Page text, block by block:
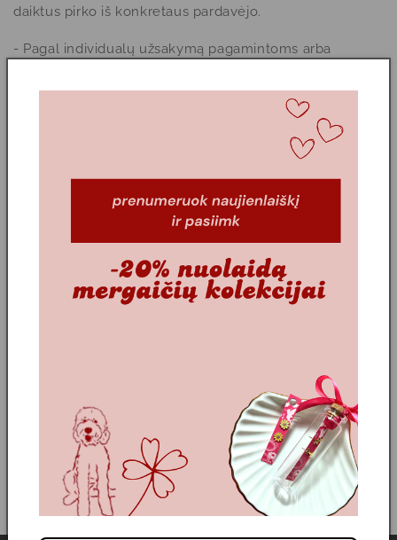
daiktus pirko iš konkretaus pardavėjo.
- Pagal individualų užsakymą pagamintoms arba
- Parašykite mums el. laišką adresu info@adore-
jewelry.com ir informuokite apie ketinimą grąžinti ar
pakeisti prekę kitomis prekėmis.
PREKIŲ PAKEITIMAS IR GRĄŽINIMAS GALIMI TIK
TUOMET, JEIGU PREKĖ YRA NESUGADINTA,
NENEŠIOTA IR NEPRARADUSI PREKINĖS IŠVAIZDOS.
- Prekės išsiuntimu turėsite pasirūpinti jūs.
- Gavę grąžinamą prekę, mes įsipareigojame per 14
darbo dienų pervesti pinigus į jūsų sąskaitą arba pakeisti
prekę kita.